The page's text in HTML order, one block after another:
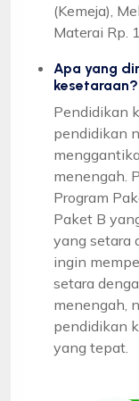
(Kemeja),
Materai Rp.
Apa yang
kesetaraan?
Pendidikan
pendidikan
menengah.
Program
Paket B
yang setara
ingin
setara
menengah,
pendidikan
yang tepat.